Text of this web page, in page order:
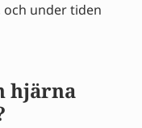
och under tiden
hjärna